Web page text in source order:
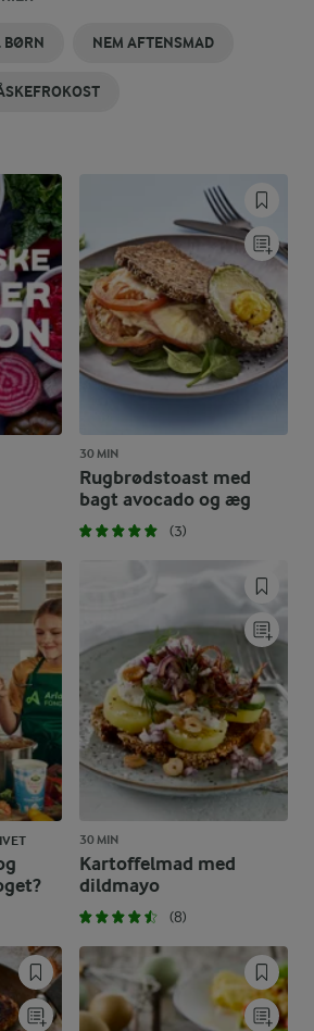
BØRN NEM AFTENSMAD
30 MIN
Rugbrødstoast med
bagt avocado og æg
(3)
30 MIN
Kartoffelmad med
dildmayo
(8)